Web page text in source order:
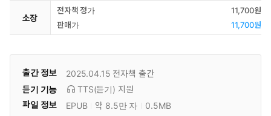
소장
전자책 정가
11,700원
판매가
11,700원
출간 정보 2025.04.15 전자책 출간
듣기 기능
TTS(듣기) 지원
파일 정보
EPUB 약 8.5만 자
0.5MB